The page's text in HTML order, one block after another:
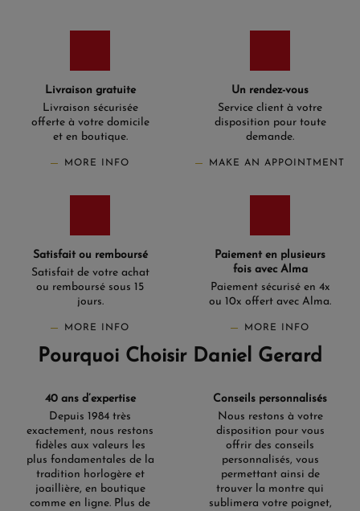
Livraison gratuite
Livraison sécurisée
offerte à votre domicile
et en boutique.
MORE INFO
Un rendez-vous
Service client à votre
disposition pour toute
demande.
MAKE AN APPOINTMENT
Satisfait ou remboursé
Satisfait de votre achat
ou remboursé sous 15
jours.
MORE INFO
Paiement en plusieurs
fois avec Alma
Paiement sécurisé en 4x
ou 10x offert avec Alma.
MORE INFO
Pourquoi Choisir Daniel Gerard
40 ans d’expertise
Depuis 1984 très
exactement, nous restons
fidèles aux valeurs les
plus fondamentales de la
tradition horlogère et
joaillière, en boutique
comme en ligne. Plus de
Conseils personnalisés
Nous restons à votre
disposition pour vous
offrir des conseils
personnalisés, vous
permettant ainsi de
trouver la montre qui
sublimera votre poignet,